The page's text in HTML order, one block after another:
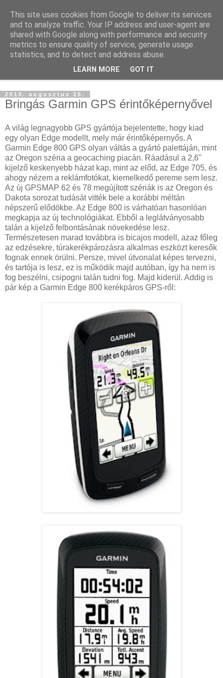
blog.sancho.hu
Egy techember blogja a mindennapok kütyüiről...
2010. augusztus 26.
Bringás Garmin GPS érintőképernyővel
A világ legnagyobb GPS gyártója bejelentette, hogy kiad
egy olyan Edge modellt, mely már érintőképernyős. A
Garmin Edge 800 GPS olyan váltás a gyártó palettáján, mint
az Oregon széria a geocaching piacán. Ráadásul a 2,6"
kijelző keskenyebb házat kap, mint az előd, az Edge 705, és
ahogy nézem a reklámfotókat, kiemelkedő pereme sem lesz.
Az új GPSMAP 62 és 78 megújított szériák is az Oregon és
Dakota sorozat tudását vitték bele a korábbi méltán
népszerű elődökbe. Az Edge 800 is várhatóan hasonlóan
megkapja az új technológiákat. Ebből a leglátványosabb
talán a kijelző felbontásának növekedése lesz.
Természetesen marad továbbra is bicajos modell, azaz főleg
az edzésekre, túrakerékpározásra alkalmas eszközt keresők
fognak ennek örülni. Persze, mivel útvonalat képes tervezni,
és tartója is lesz, ez is működik majd autóban, így ha nem is
fog beszélni, csipogni talán tudni fog. Majd kiderül. Addig is
pár kép a Garmin Edge 800 kerékpáros GPS-ről:
This site uses cookies from Google to deliver its services
and to analyze traffic. Your IP address and user-agent are
shared with Google along with performance and security
metrics to ensure quality of service, generate usage
statistics, and to detect and address abuse.
LEARN MORE GOT IT